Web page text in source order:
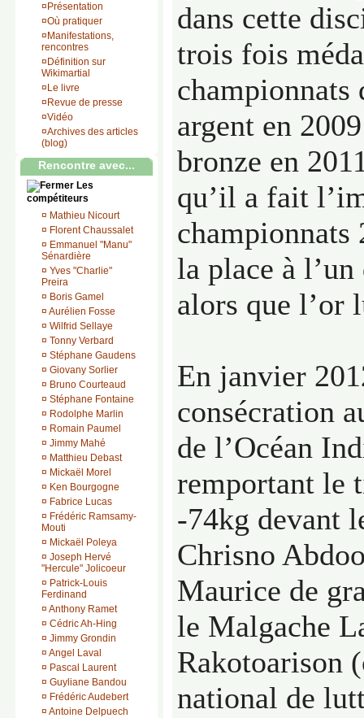
¤ Présentation
¤Où pratiquer
¤ Manifestations,
rencontres
¤ Définition sur
Wikimartial
¤ Le livre
¤ Revue de presse
¤Vidéo
¤Archives des articles
(blog)
Rencontre avec...
Les
compétiteurs
¤ Mathieu Nicourt
¤ Florent Chaussalet
¤ Emmanuel "Manu"
Sénardière
¤ Yves "Charlie"
Preira
¤ Boris Gamel
¤ Aurélien Fosse
¤ Wilfrid Sellaye
¤ Tonny Verbard
¤ Stéphane Gaudens
¤ Giovany Sorlier
¤ Bruno Courteaud
¤ Stéphane Fontaine
¤ Rodolphe Marlin
¤ Romain Paumel
¤ Jimmy Mahé
¤ Matthieu Debast
¤ Mickaël Morel
¤ Ken Bourgogne
¤ Fabrice Lucas
¤ Frédéric Ramsamy-
Mouti
¤ Mickaël Poleya
¤ Joseph Hervé
"Hercule" Jolicoeur
¤ Patrick-Louis
Ferdinand
¤ Anthony Ramet
¤ Cédric Ah-Hing
¤ Jimmy Grondin
¤ Angel Laval
¤ Pascal Laurent
¤ Guyliane Bandou
¤ Frédéric Audebert
¤ Antoine Delpuech
dans cette
trois fois
championnats
argent en
bronze en
qu’il a fait
championnats
la place à l’un
alors que l’or
En janvier
consécration
de l’Océan
remportant le
-74kg devant
Chrisno
Maurice de
le Malgache
Rakotoarison
national de